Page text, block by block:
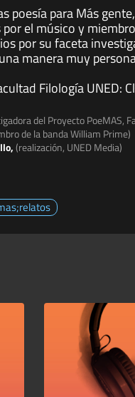
poesía para Más
el músico y
por su faceta
manera muy
Filología UNED:
del Proyecto PoeMAS,
de la banda William Prime)
(realización, UNED Media)